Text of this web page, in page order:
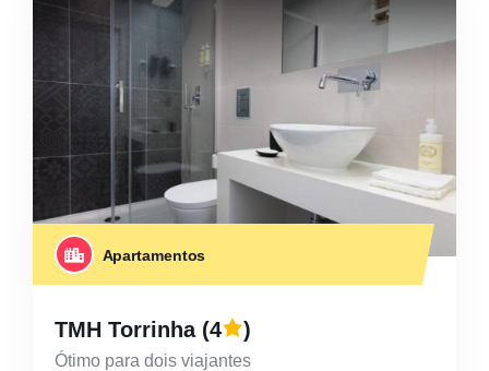
Apartamentos
TMH Torrinha(4 )
Ótimo para dois viajantes